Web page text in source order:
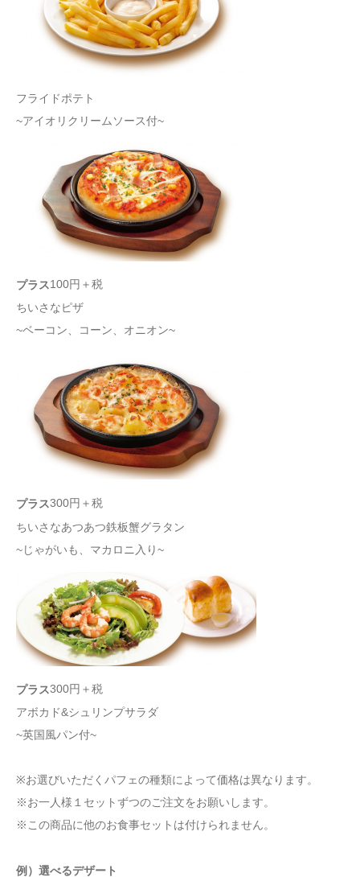
フライドポテト
~アイオリクリームソース付~
プラス100円＋税
ちいさなピザ
~ベーコン、コーン、オニオン~
プラス300円＋税
ちいさなあつあつ鉄板蟹グラタン
~じゃがいも、マカロニ入り~
プラス300円＋税
アボカド&シュリンプサラダ
~英国風パン付~
※お選びいただくパフェの種類によって価格は異なります。
※お一人様１セットずつのご注文をお願いします。
※この商品に他のお食事セットは付けられません。
例）選べるデザート